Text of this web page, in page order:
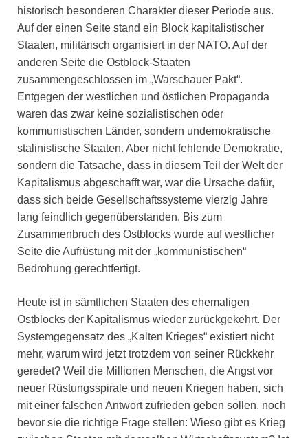
historisch besonderen Charakter dieser Periode aus.
Auf der einen Seite stand ein Block kapitalistischer
Staaten, militärisch organisiert in der NATO. Auf der
anderen Seite die Ostblock-Staaten
zusammengeschlossen im „Warschauer Pakt“.
Entgegen der westlichen und östlichen Propaganda
waren das zwar keine sozialistischen oder
kommunistischen Länder, sondern undemokratische
stalinistische Staaten. Aber nicht fehlende Demokratie,
sondern die Tatsache, dass in diesem Teil der Welt der
Kapitalismus abgeschafft war, war die Ursache dafür,
dass sich beide Gesellschaftssysteme vierzig Jahre
lang feindlich gegenüberstanden. Bis zum
Zusammenbruch des Ostblocks wurde auf westlicher
Seite die Aufrüstung mit der „kommunistischen“
Bedrohung gerechtfertigt.
Heute ist in sämtlichen Staaten des ehemaligen
Ostblocks der Kapitalismus wieder zurückgekehrt. Der
Systemgegensatz des „Kalten Krieges“ existiert nicht
mehr, warum wird jetzt trotzdem von seiner Rückkehr
geredet? Weil die Millionen Menschen, die Angst vor
neuer Rüstungsspirale und neuen Kriegen haben, sich
mit einer falschen Antwort zufrieden geben sollen, noch
bevor sie die richtige Frage stellen: Wieso gibt es Krieg